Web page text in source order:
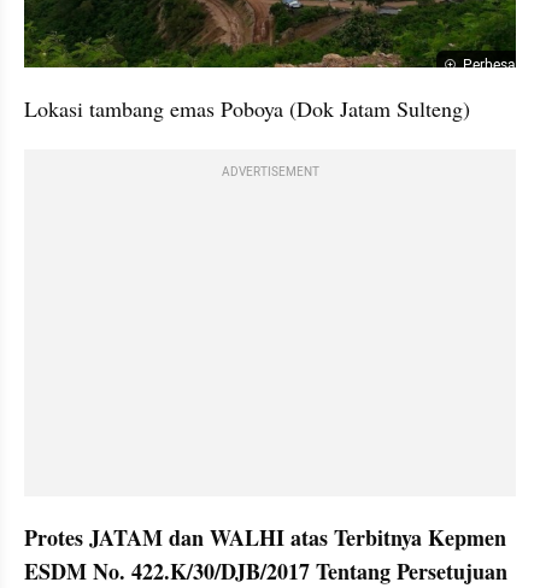
Perbesar
Lokasi tambang emas Poboya (Dok Jatam Sulteng)
ADVERTISEMENT
Protes JATAM dan WALHI atas Terbitnya Kepmen
ESDM No. 422.K/30/DJB/2017 Tentang Persetujuan